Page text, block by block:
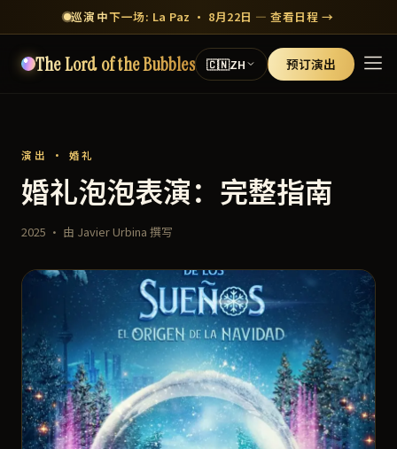
巡演中下一场: La Paz · 8月22日 — 查看日程 →
The Lord of the Bubbles 🇨🇳ZH 预订演出
演出 · 婚礼
婚礼泡泡表演：完整指南
2025 · 由 Javier Urbina 撰写